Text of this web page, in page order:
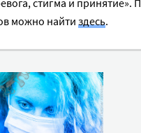
стигма и принятие».
можно найти здесь.